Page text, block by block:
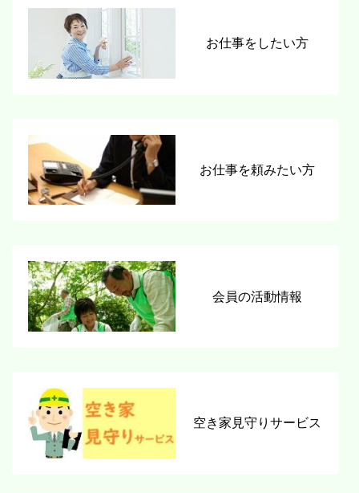
お仕事をしたい方
お仕事を頼みたい方
会員の活動情報
空き家見守りサービス